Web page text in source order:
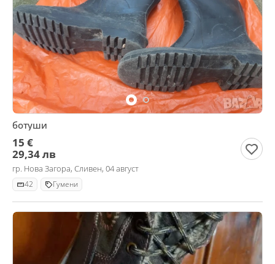
ботуши
15 €
29,34 лв
гр. Нова Загора, Сливен, 04 август
42 Гумени